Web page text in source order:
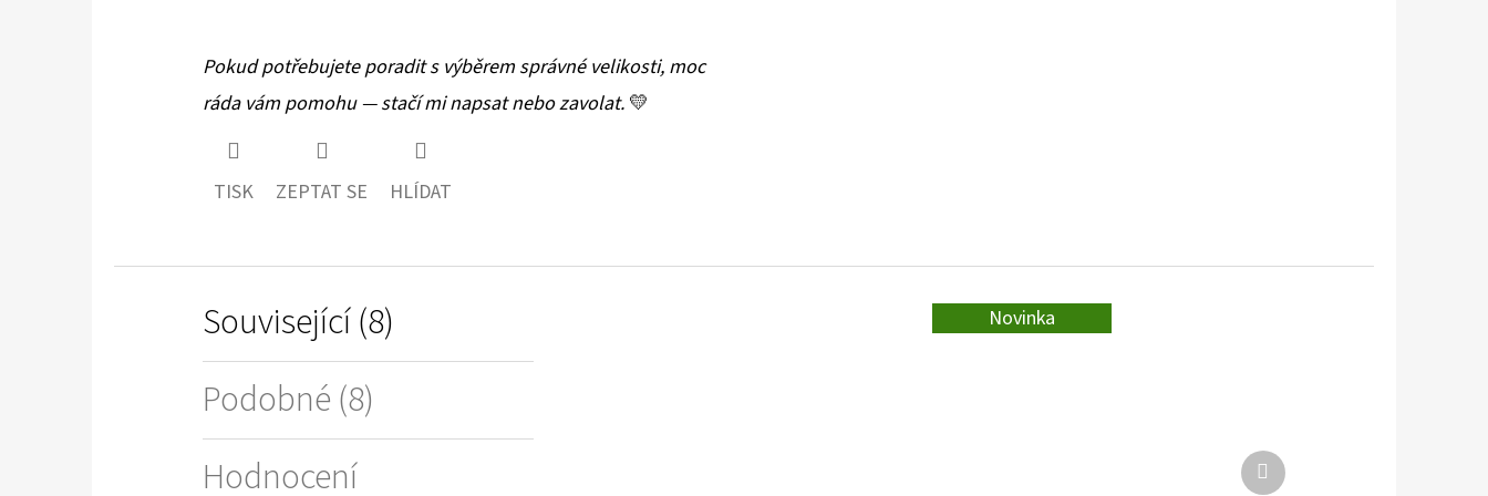
Pokud potřebujete poradit s výběrem správné velikosti, moc
ráda vám pomohu — stačí mi napsat nebo zavolat. 💛
TISK ZEPTAT SE HLÍDAT
Související (8)
Podobné (8)
Hodnocení
Novinka
Další